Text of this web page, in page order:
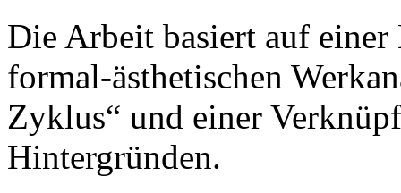
Die Arbeit basiert auf
formal-ästhetischen
Zyklus“ und einer
Hintergründen.